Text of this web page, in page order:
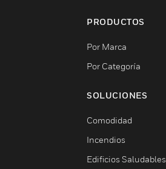
PRODUCTOS
Por Marca
Por Categoría
SOLUCIONES
Comodidad
Incendios
Edificios Saludables